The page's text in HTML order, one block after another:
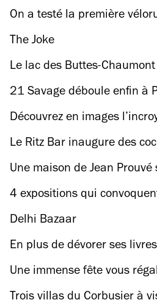
mètres carrés accueille une
contemporain
On a testé la première
12e arrondissement (et ça
pédales à un fixie)
The Joke
Le lac des Buttes-
vidé de son eau et des
21 Savage déboule enfin à
prochain et les billets vont
petits pains
Découvrez en images
Daniel Buren et
Palais d’Iéna
Le Ritz Bar inaugure des
biodynamie. Le luxe
Une maison de Jean
des Tuileries : nos images
4 expositions qui
esprits, de la Bourse de
Montrouge
Delhi Bazaar
En plus de dévorer ses
pouvoir manger du
Une immense fête vous
Pigalle et sur la Seine !
Trois villas du Corbusier à